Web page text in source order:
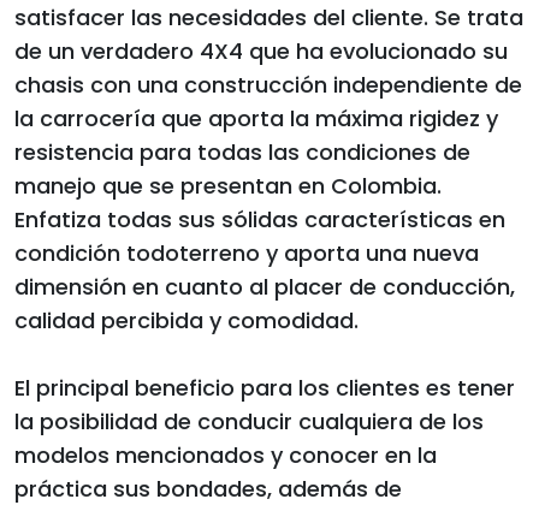
satisfacer las necesidades del cliente. Se trata
de un verdadero 4X4 que ha evolucionado su
chasis con una construcción independiente de
la carrocería que aporta la máxima rigidez y
resistencia para todas las condiciones de
manejo que se presentan en Colombia.
Enfatiza todas sus sólidas características en
condición todoterreno y aporta una nueva
dimensión en cuanto al placer de conducción,
calidad percibida y comodidad.
El principal beneficio para los clientes es tener
la posibilidad de conducir cualquiera de los
modelos mencionados y conocer en la
práctica sus bondades, además de